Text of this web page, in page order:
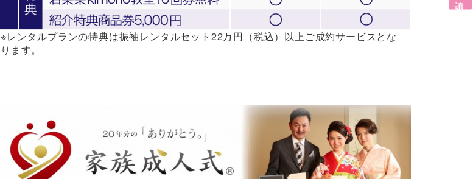
※レンタルプランの特典は振袖レンタルセット22万円（税込）以上ご成約サービスとな
ります。